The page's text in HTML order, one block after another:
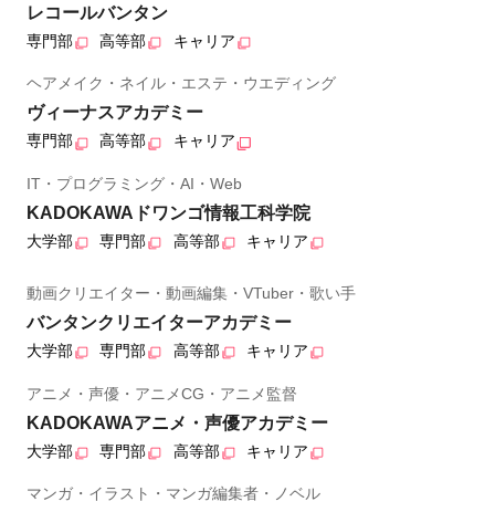
レコールバンタン
専門部 高等部 キャリア
ヘアメイク・ネイル・エステ・ウエディング
ヴィーナスアカデミー
専門部 高等部 キャリア
IT・プログラミング・AI・Web
KADOKAWAドワンゴ情報工科学院
大学部 専門部 高等部 キャリア
動画クリエイター・動画編集・VTuber・歌い手
バンタンクリエイターアカデミー
大学部 専門部 高等部 キャリア
アニメ・声優・アニメCG・アニメ監督
KADOKAWAアニメ・声優アカデミー
大学部 専門部 高等部 キャリア
マンガ・イラスト・マンガ編集者・ノベル